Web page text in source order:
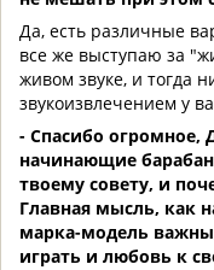
Да, есть различные
все же выступаю за
живом звуке, и тогда
звукоизвлечением у
- Спасибо огромное,
начинающие
твоему совету, и
Главная мысль, как
марка-модель
играть и любовь к